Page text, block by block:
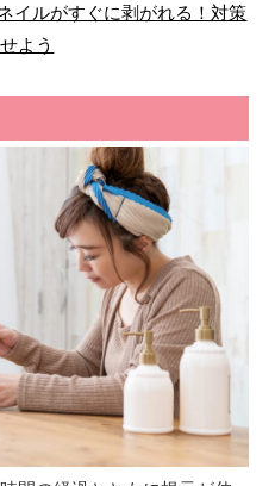
イルがすぐに剥がれる！対策
よう